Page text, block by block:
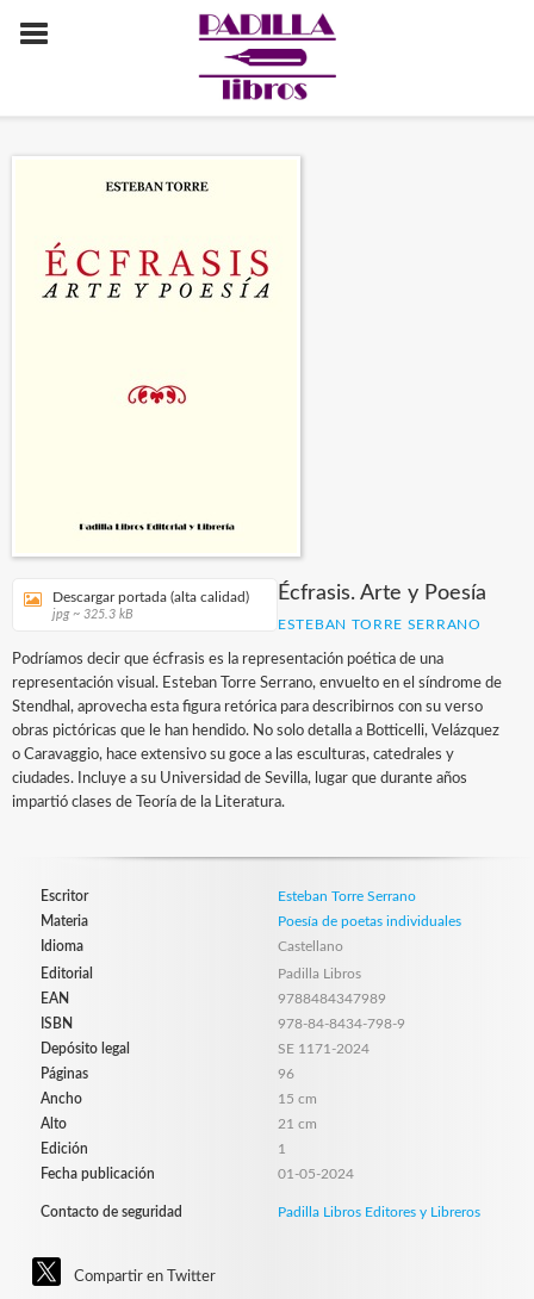
Descargar portada (alta calidad)
jpg ~ 325.3 kB
Écfrasis. Arte y Poesía
ESTEBAN TORRE SERRANO
Podríamos decir que écfrasis es la representación poética de una
representación visual. Esteban Torre Serrano, envuelto en el síndrome de
Stendhal, aprovecha esta figura retórica para describirnos con su verso
obras pictóricas que le han hendido. No solo detalla a Botticelli, Velázquez
o Caravaggio, hace extensivo su goce a las esculturas, catedrales y
ciudades. Incluye a su Universidad de Sevilla, lugar que durante años
impartió clases de Teoría de la Literatura.
Escritor
Esteban Torre Serrano
Materia
Poesía de poetas individuales
Idioma
Castellano
Editorial
Padilla Libros
EAN
9788484347989
ISBN
978-84-8434-798-9
Depósito legal
SE 1171-2024
Páginas
96
Ancho
15 cm
Alto
21 cm
Edición
1
Fecha publicación
01-05-2024
Contacto de seguridad Padilla Libros Editores y Libreros
Compartir en Twitter